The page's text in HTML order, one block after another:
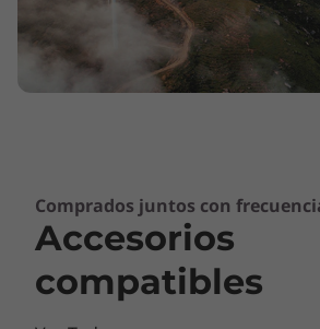
Comprados juntos con
Accesorios
compatibles